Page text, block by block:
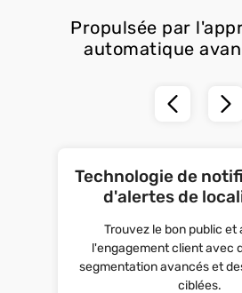
Propulsée par
automatique
Technologie de
d'alertes de
Trouvez le bon public et
l'engagement client avec
segmentation avancés et
ciblées.